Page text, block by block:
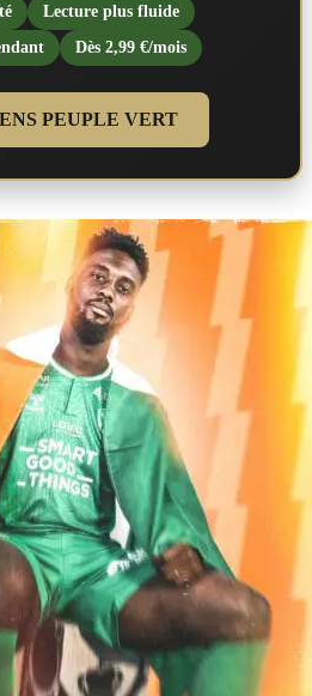
Lecture plus fluide
Dès 2,99 €/mois
PEUPLE VERT